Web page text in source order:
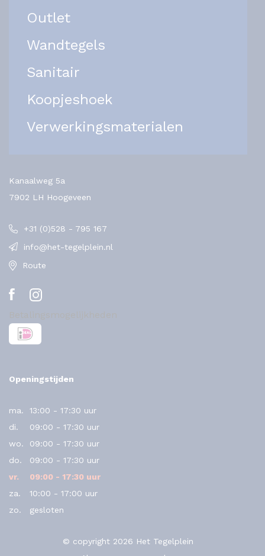
Outlet
Wandtegels
Sanitair
Koopjeshoek
Verwerkingsmaterialen
Kanaalweg 5a
7902 LH Hoogeveen
+31 (0)528 - 795 167
info@het-tegelplein.nl
Route
Openingstijden
ma.
13:00 - 17:30 uur
di.
09:00 - 17:30 uur
wo.
09:00 - 17:30 uur
do.
09:00 - 17:30 uur
vr.
09:00 - 17:30 uur
za.
10:00 - 17:00 uur
zo.
gesloten
© copyright 2026 Het Tegelplein